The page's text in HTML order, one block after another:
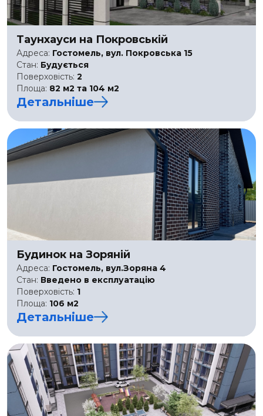
Таунхауси на Покровській
Адреса: Гостомель, вул. Покровська 15
Стан: Будується
Поверховість: 2
Площа: 82 м2 та 104 м2
Детальніше
Будинок на Зоряній
Адреса: Гостомель, вул.Зоряна 4
Стан: Введено в експлуатацію
Поверховість: 1
Площа: 106 м2
Детальніше